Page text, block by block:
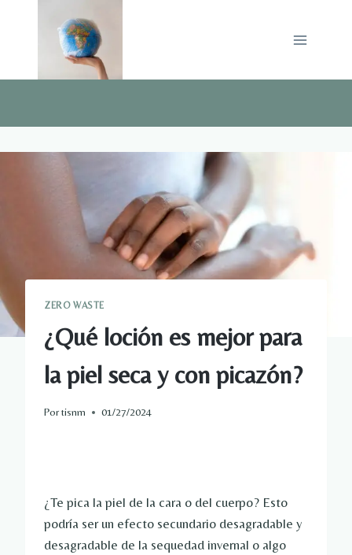
ZERO WASTE
¿Qué loción es mejor para
la piel seca y con picazón?
Portisnm 01/27/2024
¿Te pica la piel de la cara o del cuerpo? Esto
podría ser un efecto secundario desagradable y
desagradable de la sequedad invernal o algo